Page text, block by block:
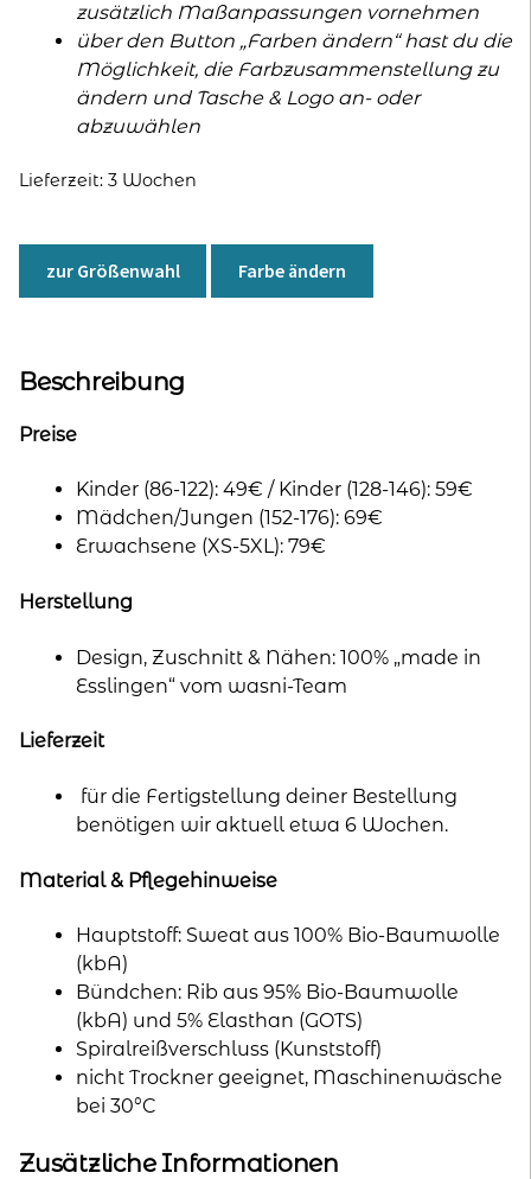
zusätzlich Maßanpassungen vornehmen
über den Button „Farben ändern“ hast du die
Möglichkeit, die Farbzusammenstellung zu
ändern und Tasche & Logo an- oder
abzuwählen
Lieferzeit: 3 Wochen
zur Größenwahl Farbe ändern
Beschreibung
Preise
Kinder (86-122): 49€ / Kinder (128-146): 59€
Mädchen/Jungen (152-176): 69€
Erwachsene (XS-5XL): 79€
Herstellung
Design, Zuschnitt & Nähen: 100% „made in
Esslingen“ vom wasni-Team
Lieferzeit
für die Fertigstellung deiner Bestellung
benötigen wir aktuell etwa 6 Wochen.
Material & Pflegehinweise
Hauptstoff: Sweat aus 100% Bio-Baumwolle
(kbA)
Bündchen: Rib aus 95% Bio-Baumwolle
(kbA) und 5% Elasthan (GOTS)
Spiralreißverschluss (Kunststoff)
nicht Trockner geeignet, Maschinenwäsche
bei 30°C
Zusätzliche Informationen